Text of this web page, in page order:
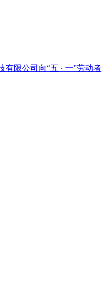
有限公司向“五 · 一”劳动者